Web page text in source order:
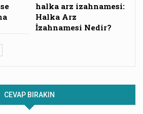
halka arz izahnamesi:
Halka Arz
İzahnamesi Nedir?
CEVAP BIRAKIN